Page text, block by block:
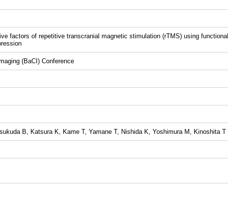
factors of repetitive transcranial magnetic stimulation (rTMS) using functional
(BaCI) Conference
B, Katsura K, Kame T, Yamane T, Nishida K, Yoshimura M, Kinoshita T